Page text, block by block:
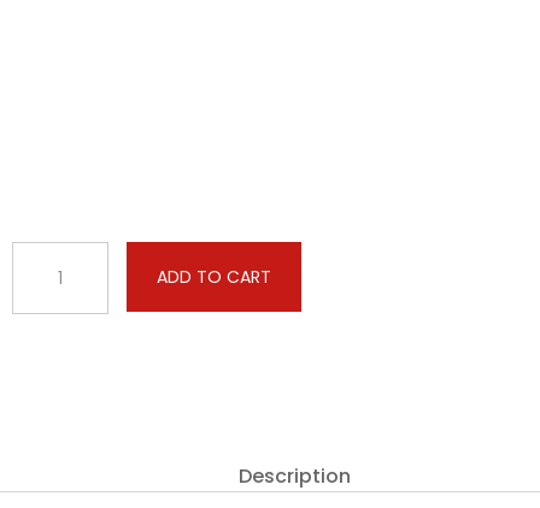
2
140hp
ADD TO CART
Description